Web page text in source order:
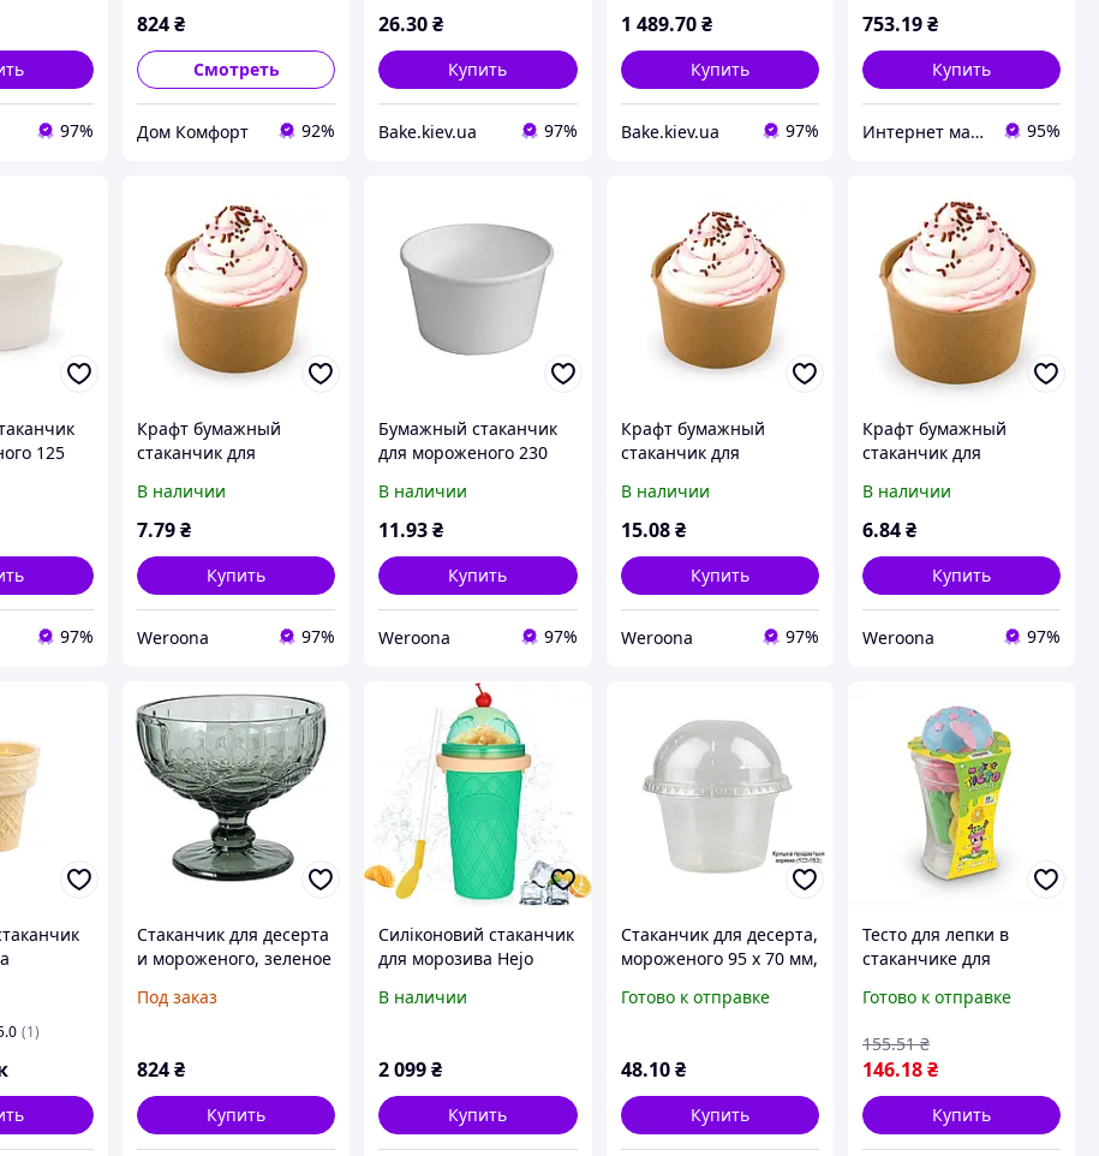
97%
824₴
Смотреть
Дом Комфорт 92%
26.30₴
Купить
Bake.kiev.ua 97%
1 489.70 ₴
Купить
Bake.kiev.ua 97%
753.19₴
Купить
Интернет магазин - Маркет 95%
125
40/1000)
97%
Крафт бумажный
стаканчик для
d7.5см, h5см
(011206/40/1000) "Wr"
В наличии
7.79₴
Купить
Weroona 97%
Бумажный стаканчик
для мороженого 230
белый, Turkey (011507)
"Wr"
В наличии
11.93₴
Купить
Weroona 97%
Крафт бумажный
стаканчик для
диаметр 9 см, Turkey
(011585/50/1000) "Wr"
В наличии
15.08 ₴
Купить
Weroona 97%
Крафт бумажный
стаканчик для
диаметр 7.4 см, высота
5 см (011222/25/1000)
В наличии
6.84₴
Купить
Weroona 97%
ящик
(1)
Стаканчик для десерта
и мороженого, зеленое
Под заказ
824₴
Купить
Силіконовий стаканчик
для морозива Hejo
В наличии
2 099₴
Купить
Стаканчик для десерта,
мороженого 95 х 70 мм,
Готово к отправке
48.10 ₴
Купить
Тесто для лепки в
стаканчике для
Готово к отправке
146.18₴
155.51 ₴
Купить